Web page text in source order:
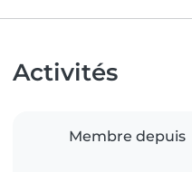
Activités
Membre depuis